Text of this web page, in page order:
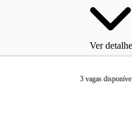
Ver
3 vagas